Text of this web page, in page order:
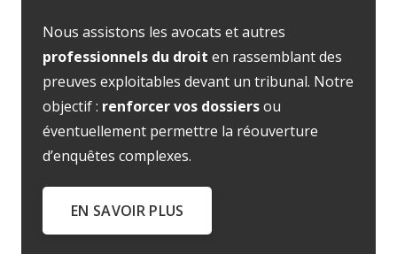
Nous assistons les avocats et autres
professionnels du droit en rassemblant des
preuves exploitables devant un tribunal. Notre
objectif : renforcer vos dossiersou
éventuellement permettre la réouverture
d’enquêtes complexes.
EN SAVOIR PLUS